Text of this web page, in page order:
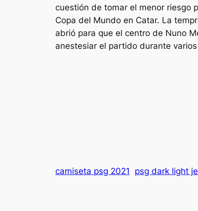
cuestión de tomar el menor riesgo
Copa del Mundo en Catar. La
abrió para que el centro de Nuno
anestesiar el partido durante
camiseta psg 2021 psg dark light